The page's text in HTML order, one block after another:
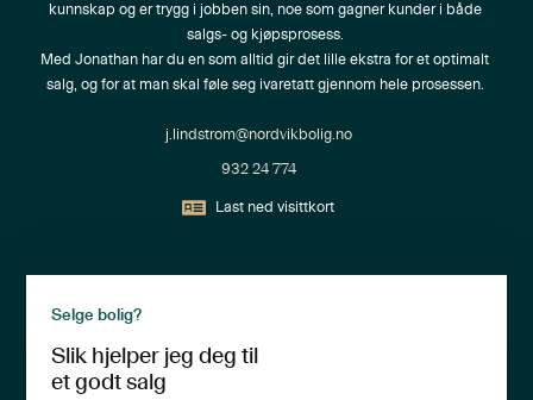
kunnskap og er trygg i jobben sin, noe som gagner kunder i både
salgs- og kjøpsprosess.
Med Jonathan har du en som alltid gir det lille ekstra for et optimalt
salg, og for at man skal føle seg ivaretatt gjennom hele prosessen.
j.lindstrom@nordvikbolig.no
932 24 774
Last ned visittkort
Selge bolig?
Slik hjelper jeg deg til
et godt salg